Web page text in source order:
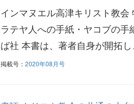
インマヌエル高津キリスト教
ラテヤ人への手紙・ヤコブの
ば社 本書は、著者自身が開拓
掲載号： 2020年08月号